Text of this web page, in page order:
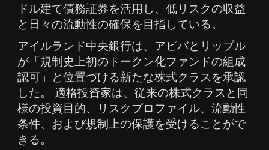
ドル建て債務証券を活用し、低リスクの収益
と日々の流動性の確保を目指している。
アイルランド中央銀行は、アビバとリップル
が「規制史上初のトークン化ファンドの組成
認可」と位置づける新たな株式クラスを承認
した。 適格投資家は、従来の株式クラスと同
様の投資目的、リスクプロファイル、流動性
条件、および規制上の保護を受けることがで
きる。